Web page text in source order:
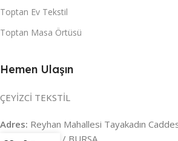
Toptan Ev Tekstil
Toptan Masa Örtüsü
Hemen Ulaşın
ÇEYİZCİ TEKSTİL
Adres: Reyhan Mahallesi Tayakadın
/ a Osmangazi / BURSA